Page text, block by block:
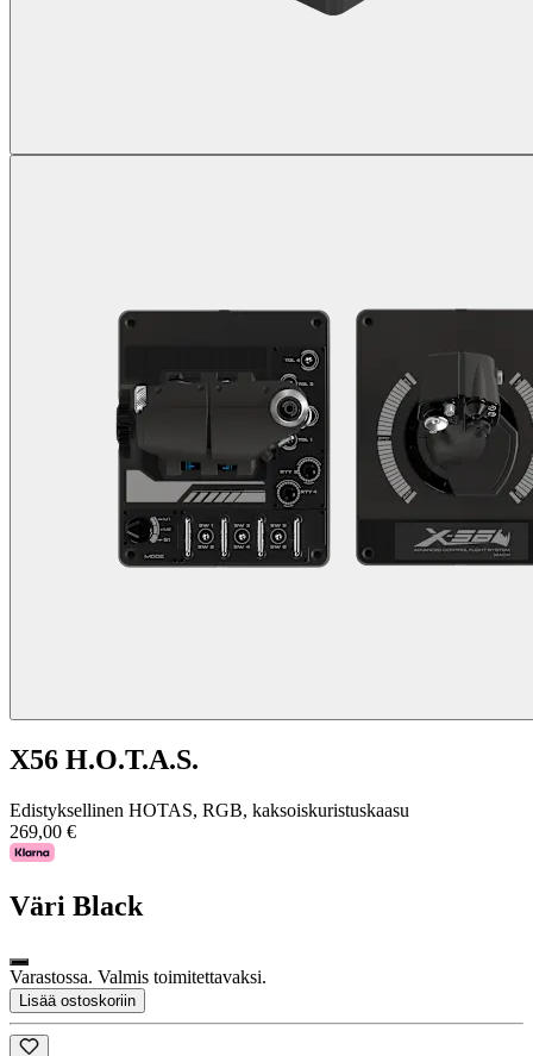
X56 H.O.T.A.S.
Edistyksellinen HOTAS, RGB, kaksoiskuristuskaasu
269,00 €
Väri Black
Varastossa. Valmis toimitettavaksi.
Lisää ostoskoriin